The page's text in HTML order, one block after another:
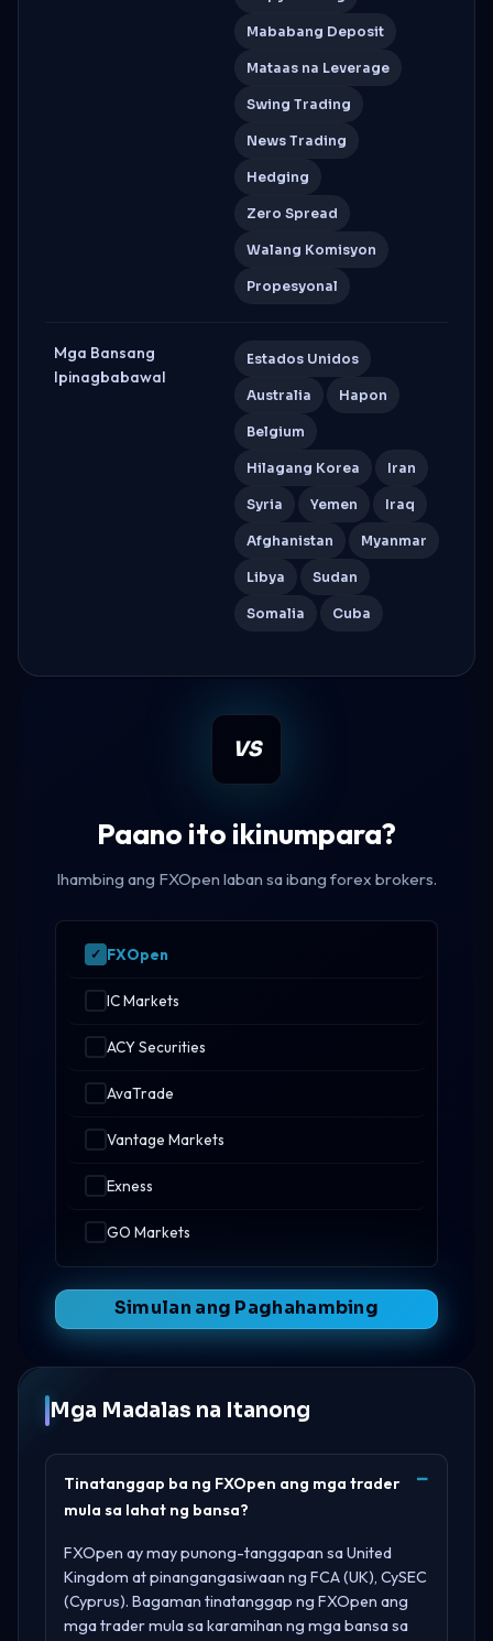
Mababang Deposit
Mataas na Leverage
Swing Trading
News Trading
Hedging
Zero Spread
Walang Komisyon
Propesyonal
Mga Bansang
Ipinagbabawal
Estados Unidos
Australia Hapon
Belgium
Hilagang Korea Iran
Syria Yemen Iraq
Afghanistan Myanmar
Libya Sudan
Somalia Cuba
VS
Paano ito ikinumpara?
Ihambing ang FXOpen laban sa ibang forex brokers.
FXOpen
IC Markets
ACY Securities
AvaTrade
Vantage Markets
Exness
GO Markets
Simulan ang Paghahambing
Mga Madalas na Itanong
Tinatanggap ba ng FXOpen ang mga trader
mula sa lahat ng bansa?
FXOpen ay may punong-tanggapan saUnited
Kingdom at pinangangasiwaan ng FCA (UK), CySEC
(Cyprus). Bagaman tinatanggap ng FXOpen ang
mga trader mula sa karamihan ng mga bansa sa